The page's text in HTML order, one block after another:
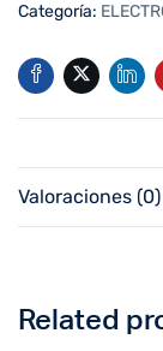
Categoría:
Valoraciones (0)
Related